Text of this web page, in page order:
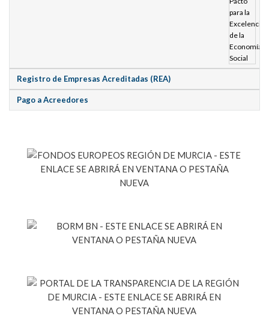
Registro de Empresas Acreditadas (REA)
Pago a Acreedores